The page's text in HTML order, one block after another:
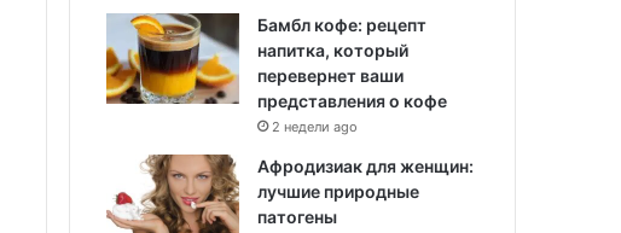
Бамбл кофе: рецепт
напитка, который
перевернет ваши
представления о кофе
2 недели ago
Афродизиак для женщин:
лучшие природные
патогены